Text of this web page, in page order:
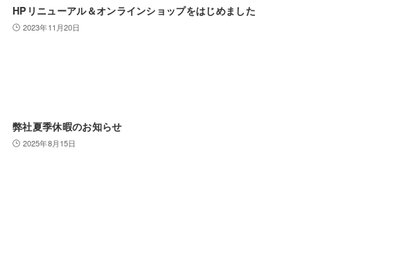
HPリニューアル＆オンラインショップをはじめました
2023年11月20日
弊社夏季休暇のお知らせ
2025年8月15日